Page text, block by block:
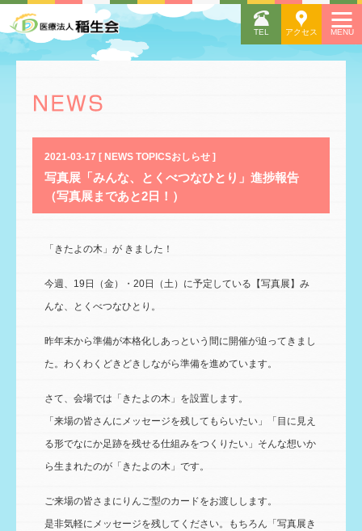
2021-03-17 [ NEWS TOPICSおしらせ ]
写真展「みんな、とくべつなひとり」進捗報告
（写真展まであと2日！）
「きたよの木」が きました！
今週、19日（金）・20日（土）に予定している【写真展】み
んな、とくべつなひとり。
昨年末から準備が本格化しあっという間に開催が迫ってきまし
た。わくわくどきどきしながら準備を進めています。
さて、会場では「きたよの木」を設置します。
「来場の皆さんにメッセージを残してもらいたい」「目に見え
る形でなにか足跡を残せる仕組みをつくりたい」そんな想いか
ら生まれたのが「きたよの木」です。
ご来場の皆さまにりんご型のカードをお渡しします。
是非気軽にメッセージを残してください。もちろん「写真展き